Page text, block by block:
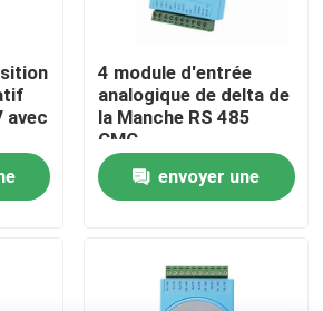
vitesse
avec
4 module d'entrée
analogique de delta de
la Manche RS 485
CMC
envoyer une